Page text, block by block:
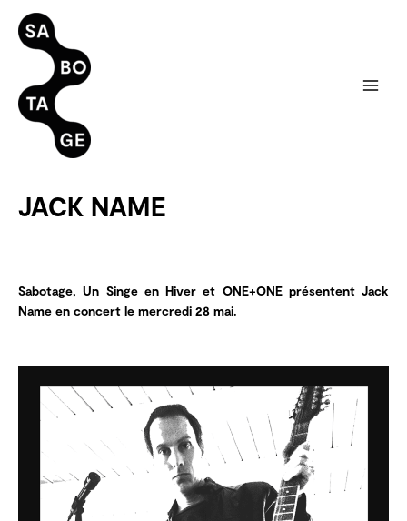
contenu
JACK NAME
Sabotage, Un Singe en Hiver et ONE+ONE présentent Jack
Name en concert le mercredi 28 mai.